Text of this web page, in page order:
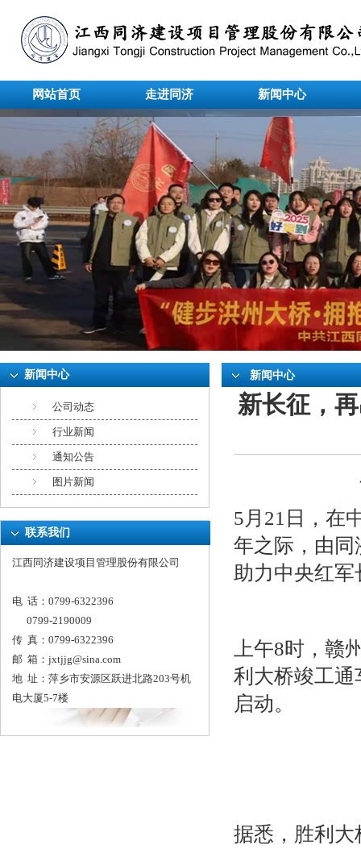
网站首页 走进同济 新闻中心
undefined
新闻中心
公司动态
行业新闻
通知公告
图片新闻
联系我们
江西同济建设项目管理股份有限公司
电 话：0799-6322396
0799-2190009
传 真：0799-6322396
邮 箱： jxtjjg@sina.com
地 址：萍乡市安源区跃进北路203号机
电大厦5-7楼
新闻中心
新长征，
5月21日，在
年之际，由
助力中央红
上午8时，赣
利大桥竣工通
启动。
据悉，胜利大